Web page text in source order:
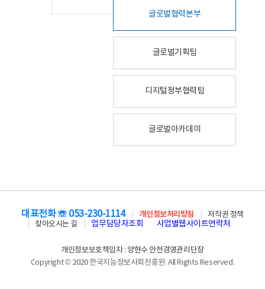
글로벌협력본부
글로벌기획팀
디지털정부협력팀
글로벌아카데미
대표전화 ☏ 053-230-1114 개인정보처리방침
저작권 정책
찾아오시는 길
업무담당자조회 사업별웹사이트연락처
개인정보보호책임자 : 양현수 안전경영관리단장
Copyright © 2020 한국지능정보사회진흥원. All Rights Reserved.